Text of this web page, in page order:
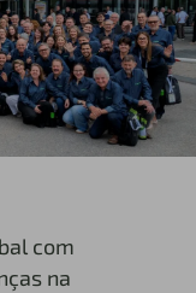
com
na